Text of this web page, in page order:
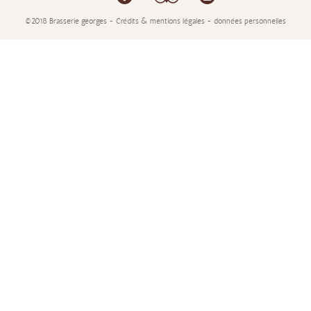
©2018 Brasserie georges - Crédits & mentions légales - données personnelles